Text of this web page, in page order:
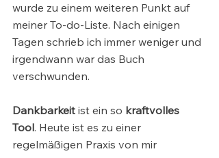
wurde zu einem weiteren Punkt auf
meiner To-do-Liste. Nach einigen
Tagen schrieb ich immer weniger und
irgendwann war das Buch
verschwunden.
Dankbarkeit ist ein so kraftvolles
Tool. Heute ist es zu einer
regelmäßigen Praxis von mir